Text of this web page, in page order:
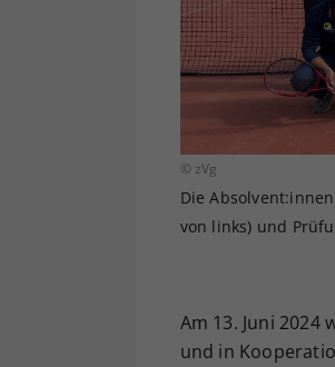
© zVg
Die
von links) und
Am 13. Juni
und in